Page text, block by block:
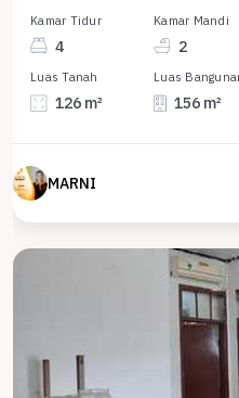
Kamar Tidur
4
Kamar Mandi
2
Luas Tanah
126 m²
Luas
156 m²
MARNI